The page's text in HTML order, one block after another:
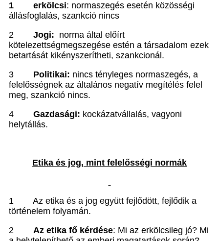
1 erkölcsi: normaszegés esetén közösségi
állásfoglalás, szankció nincs
2
Jogi: norma által el őírt
kötelezettségmegszegése estén a társadalom ezek
betartását kikényszerítheti, szankcionál.
3
Politikai: nincs tényleges normaszegés, a
felel ősségnek az általános negatív megítélés felel
meg, szankció nincs.
4
Gazdasági: kockázatvállalás, vagyoni
helytállás.
Etika és jog, mint felel ősségi normák
1 Az etika és a jog együtt fejl ődött, fejlődik a
történelem folyamán.
2
Az etika fő kérdése: Mi az erkölcsileg jó? Mi